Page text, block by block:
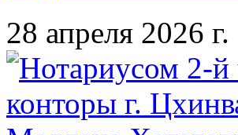
28 апреля 2026 г.